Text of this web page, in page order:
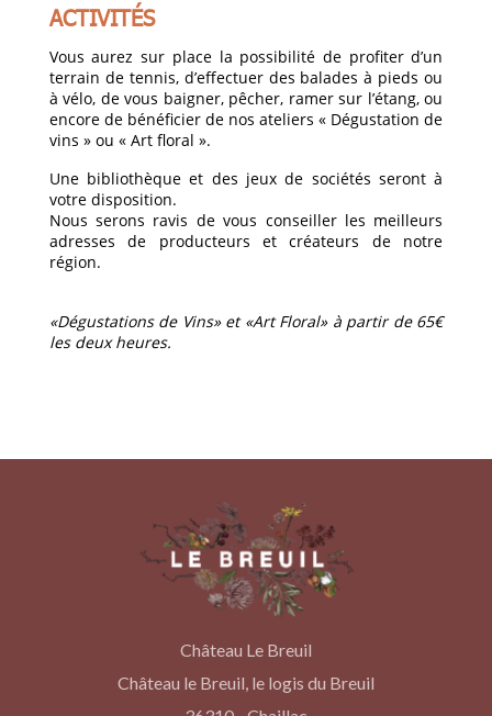
ACTIVITÉS
Vous aurez sur place la possibilité de profiter d’un
terrain de tennis, d’effectuer des balades à pieds ou
à vélo, de vous baigner, pêcher, ramer sur l’étang, ou
encore de bénéficier de nos ateliers « Dégustation de
vins » ou « Art floral ».
Une bibliothèque et des jeux de sociétés seront à
votre disposition.
Nous serons ravis de vous conseiller les meilleurs
adresses de producteurs et créateurs de notre
région.
«Dégustations de Vins» et «Art Floral» à partir de 65€
les deux heures.
Château Le Breuil
Château le Breuil, le logis du Breuil